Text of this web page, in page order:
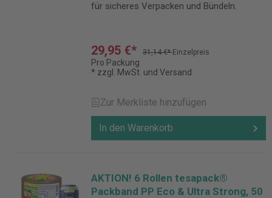
für sicheres Verpacken und Bündeln.
29,95 €* 31,14 €*Einzelpreis
Pro Packung
* zzgl. MwSt. und Versand
Zur Merkliste hinzufügen
In den Warenkorb
AKTION! 6 Rollen tesapack®
Packband PP Eco & Ultra Strong, 50